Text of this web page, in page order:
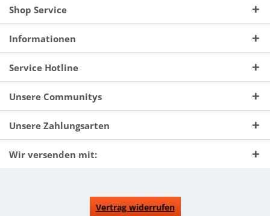
Shop Service
Informationen
Service Hotline
Unsere Communitys
Unsere Zahlungsarten
Wir versenden mit:
Vertrag widerrufen